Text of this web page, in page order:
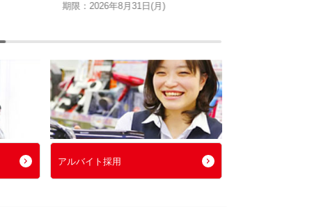
期限：2026年8月31日(月)
アルバイト採用